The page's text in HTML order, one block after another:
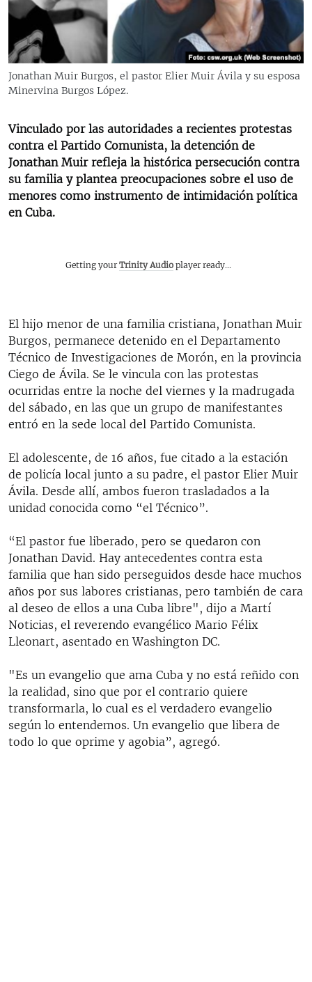
RADIO MARTÍ
ESPECIALES
ESPECIALES
LA REALIDAD DE LA VIVIENDA EN CUBA
KENTU-CUBANO
LOS SANTOS DE HIALEAH
DESINFORMACIÓN RUSA EN AMÉRICA LATINA
LA INVASIÓN DE RUSIA A UCRANIA
MULTIMEDIA
EDITORIALES
SÍGUENOS
Jonathan Muir Burgos, el pastor Elier Muir Ávila y su esposa
Minervina Burgos López.
Vinculado por las autoridades a recientes protestas
contra el Partido Comunista, la detención de
Jonathan Muir refleja la histórica persecución contra
su familia y plantea preocupaciones sobre el uso de
menores como instrumento de intimidación política
en Cuba.
Getting yourTrinity Audio player ready...
El hijo menor de una familia cristiana, Jonathan Muir
Burgos, permanece detenido en el Departamento
Técnico de Investigaciones de Morón, en la provincia
Ciego de Ávila. Se le vincula con las protestas
ocurridas entre la noche del viernes y la madrugada
del sábado, en las que un grupo de manifestantes
entró en la sede local del Partido Comunista.
El adolescente, de 16 años, fue citado a la estación
de policía local junto a su padre, el pastor Elier Muir
Ávila. Desde allí, ambos fueron trasladados a la
unidad conocida como “el Técnico”.
“El pastor fue liberado, pero se quedaron con
Jonathan David. Hay antecedentes contra esta
familia que han sido perseguidos desde hace muchos
años por sus labores cristianas, pero también de cara
al deseo de ellos a una Cuba libre", dijo a Martí
Noticias, el reverendo evangélico Mario Félix
Lleonart, asentado en Washington DC.
"Es un evangelio que ama Cuba y no está reñido con
la realidad, sino que por el contrario quiere
transformarla, lo cual es el verdadero evangelio
según lo entendemos. Un evangelio que libera de
todo lo que oprime y agobia”, agregó.